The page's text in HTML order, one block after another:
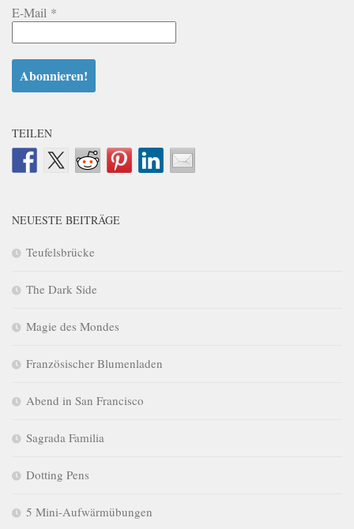
E-Mail *
TEILEN
NEUESTE BEITRÄGE
Teufelsbrücke
The Dark Side
Magie des Mondes
Französischer Blumenladen
Abend in San Francisco
Sagrada Familia
Dotting Pens
5 Mini-Aufwärmübungen